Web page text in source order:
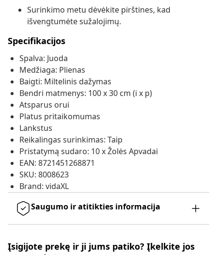
Surinkimo metu dėvėkite pirštines, kad
išvengtumėte sužalojimų.
Specifikacijos
Spalva: Juoda
Medžiaga: Plienas
Baigti: Miltelinis dažymas
Bendri matmenys: 100 x 30 cm (i x p)
Atsparus orui
Platus pritaikomumas
Lankstus
Reikalingas surinkimas: Taip
Pristatymą sudaro: 10 x Žolės Apvadai
EAN: 8721451268871
SKU: 8008623
Brand: vidaXL
Saugumo ir atitikties informacija
Įsigijote prekę ir ji jums patiko? Įkelkite jos